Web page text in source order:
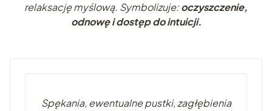
relaksację myślową. Symbolizuje:oczyszczenie,
odnowę i dostęp do intuicji.
Spękania, ewentualne pustki, zagłębienia